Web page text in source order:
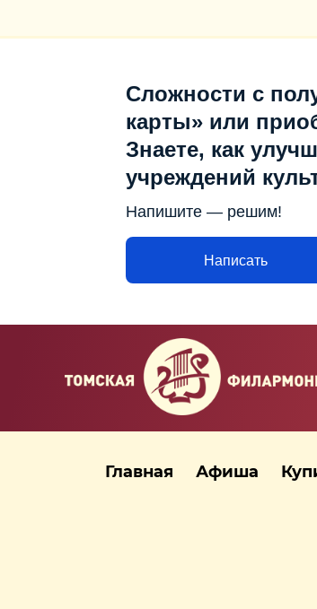
Сложности с
карты» или
Знаете, как
учреждений
Напишите — решим!
Написать
Главная Афиша